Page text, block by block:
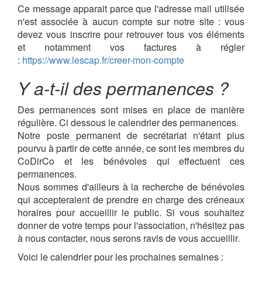
Ce message apparait parce que l'adresse mail utilisée
n'est associée à aucun compte sur notre site : vous
devez vous inscrire pour retrouver tous vos éléments
et notamment vos factures à régler
: https://www.lescap.fr/creer-mon-compte
Y a-t-il des permanences ?
Des permanences sont mises en place de manière
régulière. Ci dessous le calendrier des permanences.
Notre poste permanent de secrétariat n'étant plus
pourvu à partir de cette année, ce sont les membres du
CoDirCo et les bénévoles qui effectuent ces
permanences.
Nous sommes d'ailleurs à la recherche de bénévoles
qui accepteraient de prendre en charge des créneaux
horaires pour accueillir le public. Si vous souhaitez
donner de votre temps pour l'association, n'hésitez pas
à nous contacter, nous serons ravis de vous accueillir.
Voici le calendrier pour les prochaines semaines :